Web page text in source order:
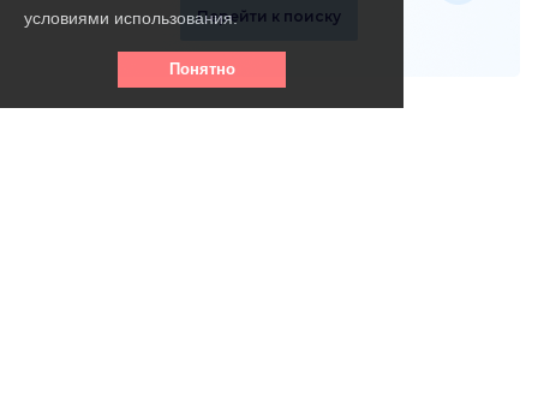
условиями использования.
Понятно
Перейти к поиску